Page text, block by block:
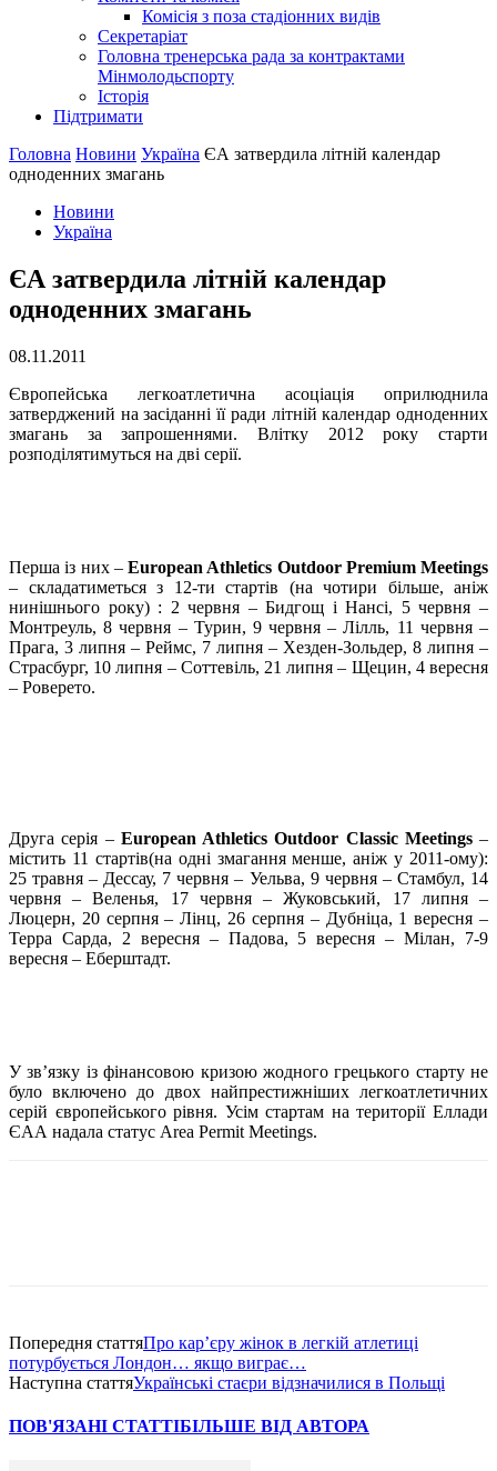
Комісія з поза стадіонних видів
Секретаріат
Головна тренерська рада за контрактами
Мінмолодьспорту
Історія
Підтримати
Головна Новини Україна ЄА затвердила літній календар
одноденних змагань
Новини
Україна
ЄА затвердила літній календар
одноденних змагань
08.11.2011
Європейська легкоатлетична асоціація оприлюднила
затверджений на засіданні її ради літній календар одноденних
змагань за запрошеннями. Влітку 2012 року старти
розподілятимуться на дві серії.
Перша із них – European Athletics Outdoor Premium Meetings
– складатиметься з 12-ти стартів (на чотири більше, аніж
нинішнього року) : 2 червня – Бидгощ і Нансі, 5 червня –
Монтреуль, 8 червня – Турин, 9 червня – Лілль, 11 червня –
Прага, 3 липня – Реймс, 7 липня – Хезден-Зольдер, 8 липня –
Страсбург, 10 липня – Соттевіль, 21 липня – Щецин, 4 вересня
– Роверето.
Друга серія – European Athletics Outdoor Classic Meetings–
містить 11 стартів(на одні змагання менше, аніж у 2011-ому):
25 травня – Дессау, 7 червня – Уельва, 9 червня – Стамбул, 14
червня – Веленья, 17 червня – Жуковський, 17 липня –
Люцерн, 20 серпня – Лінц, 26 серпня – Дубніца, 1 вересня –
Терра Сарда, 2 вересня – Падова, 5 вересня – Мілан, 7-9
вересня – Еберштадт.
У зв’язку із фінансовою кризою жодного грецького старту не
було включено до двох найпрестижніших легкоатлетичних
серій європейського рівня. Усім стартам на території Еллади
ЄАА надала статус Area Permit Meetings.
Попередня статтяПро кар’єру жінок в легкій атлетиці
потурбується Лондон… якщо виграє…
Наступна статтяУкраїнські стаєри відзначилися в Польщі
ПОВ'ЯЗАНІ СТАТТІБІЛЬШЕ ВІД АВТОРА